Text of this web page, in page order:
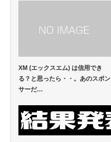
XM (エックスエム) は信用でき
る？と思ったら・・。あのスポン
サーだ…